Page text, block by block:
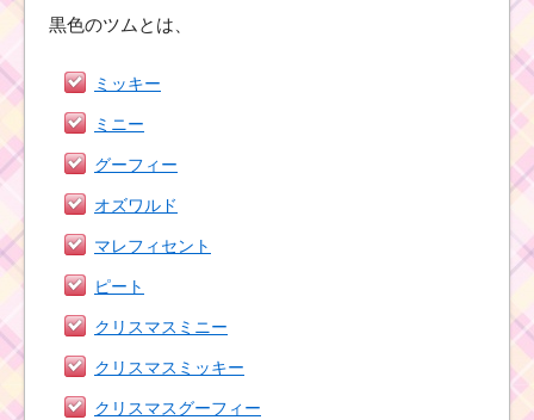
黒色のツムとは、
ミッキー
ミニー
グーフィー
オズワルド
マレフィセント
ピート
クリスマスミニー
クリスマスミッキー
クリスマスグーフィー